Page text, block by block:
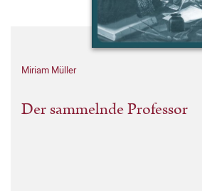
Miriam Müller
Der sammelnde Professor